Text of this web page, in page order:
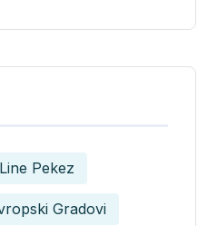
Pekez
Gradovi